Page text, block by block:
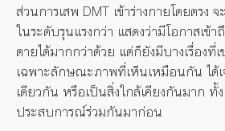
ส่วนการเสพ DMT เข้าร่างกายโดยตรง
ในระดับรุนแรงกว่า แสดงว่ามีโอกาสเข้
ตายได้มากกว่าด้วย แต่ก็ยังมีบางเรื่องที่
เฉพาะลักษณะภาพที่เห็นเหมือนกัน ได้
เดียวกัน หรือเป็นสิ่งใกล้เคียงกันมาก ทั้
ประสบการณ์ร่วมกันมาก่อน